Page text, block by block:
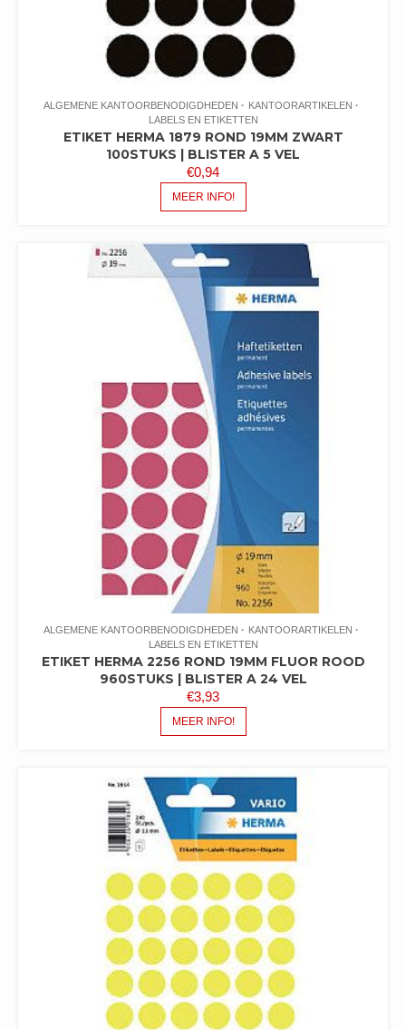
ALGEMENE KANTOORBENODIGDHEDEN
KANTOORARTIKELEN
LABELS EN ETIKETTEN
ETIKET HERMA 1879 ROND 19MM ZWART
100STUKS | BLISTER A 5 VEL
€0,94
MEER INFO!
ALGEMENE KANTOORBENODIGDHEDEN
KANTOORARTIKELEN
LABELS EN ETIKETTEN
ETIKET HERMA 2256 ROND 19MM FLUOR ROOD
960STUKS | BLISTER A 24 VEL
€3,93
MEER INFO!